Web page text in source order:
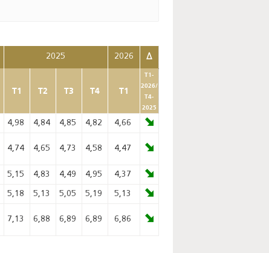
2025 2026 Δ
T1 T2 T3 T4 T1
T1-
2026/
T4-
2025
4,98 4,84 4,85 4,82 4,66
4,74 4,65 4,73 4,58 4,47
5,15 4,83 4,49 4,95 4,37
5,18 5,13 5,05 5,19 5,13
7,13 6,88 6,89 6,89 6,86